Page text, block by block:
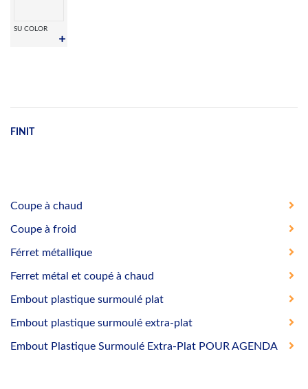
SU COLOR
FINIT
Coupe à chaud
Coupe à froid
Férret métallique
Ferret métal et coupé à chaud
Embout plastique surmoulé plat
Embout plastique surmoulé extra-plat
Embout Plastique Surmoulé Extra-Plat POUR AGENDA